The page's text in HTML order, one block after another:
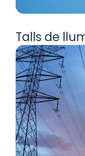
Talls de